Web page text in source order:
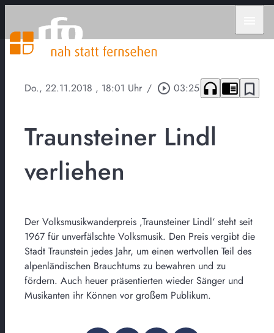
Do., 22.11.2018 , 18:01 Uhr / play_circle_outline 03:25 headphones chrome_reader_mode bookmark_border
Traunsteiner Lindl
verliehen
Der Volksmusikwanderpreis ‚Traunsteiner Lindl‘ steht seit
1967 für unverfälschte Volksmusik. Den Preis vergibt die
Stadt Traunstein jedes Jahr, um einen wertvollen Teil des
alpenländischen Brauchtums zu bewahren und zu
fördern. Auch heuer präsentierten wieder Sänger und
Musikanten ihr Können vor großem Publikum.